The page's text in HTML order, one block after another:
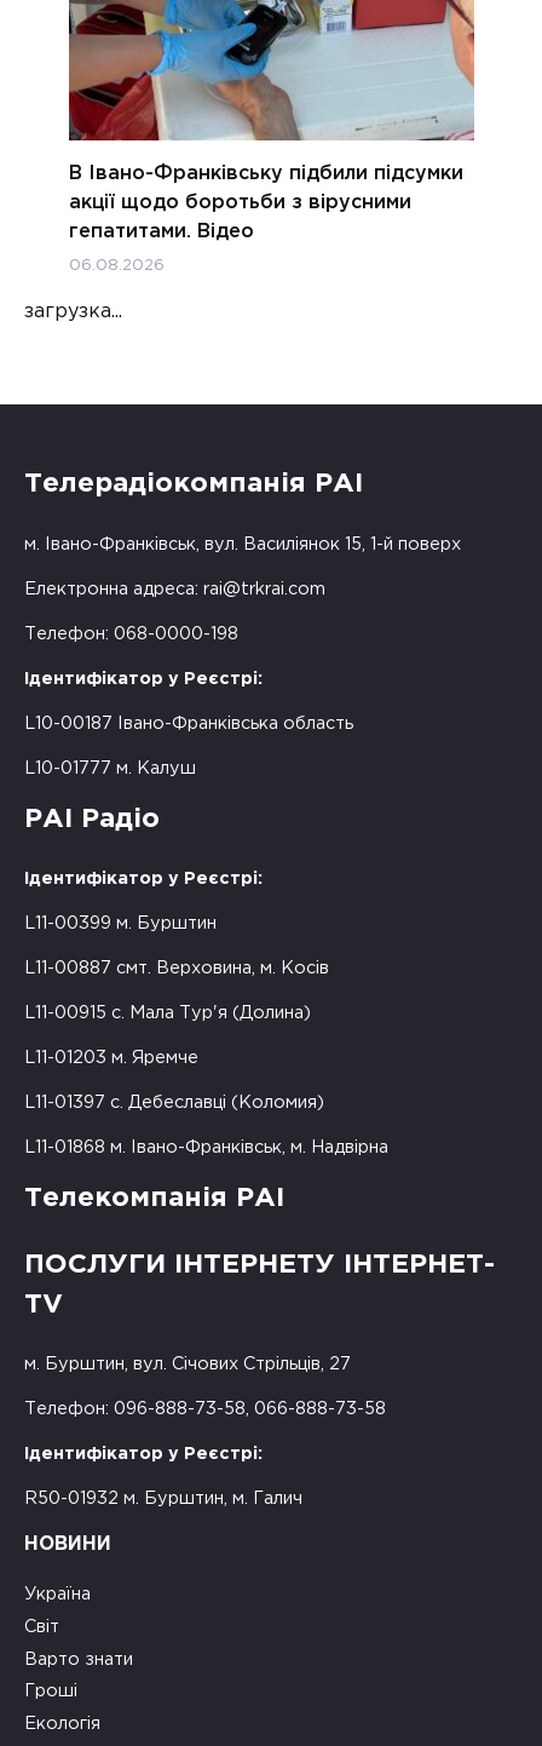
В Івано-Франківську підбили підсумки
акції щодо боротьби з вірусними
гепатитами. Відео
06.08.2026
загрузка...
Телерадіокомпанія РАІ
м. Івано-Франківськ, вул. Василіянок 15, 1-й поверх
Електронна адреса: rai@trkrai.com
Телефон: 068-0000-198
Ідентифікатор у Реєстрі:
L10-00187 Івано-Франківська область
L10-01777 м. Калуш
РАІ Радіо
Ідентифікатор у Реєстрі:
L11-00399 м. Бурштин
L11-00887 смт. Верховина, м. Косів
L11-00915 с. Мала Тур'я (Долина)
L11-01203 м. Яремче
L11-01397 с. Дебеславці (Коломия)
L11-01868 м. Івано-Франківськ, м. Надвірна
Телекомпанія РАІ
ПОСЛУГИ ІНТЕРНЕТУ ІНТЕРНЕТ-
TV
м. Бурштин, вул. Січових Стрільців, 27
Телефон: 096-888-73-58, 066-888-73-58
Ідентифікатор у Реєстрі:
R50-01932 м. Бурштин, м. Галич
НОВИНИ
Україна
Світ
Варто знати
Гроші
Екологія